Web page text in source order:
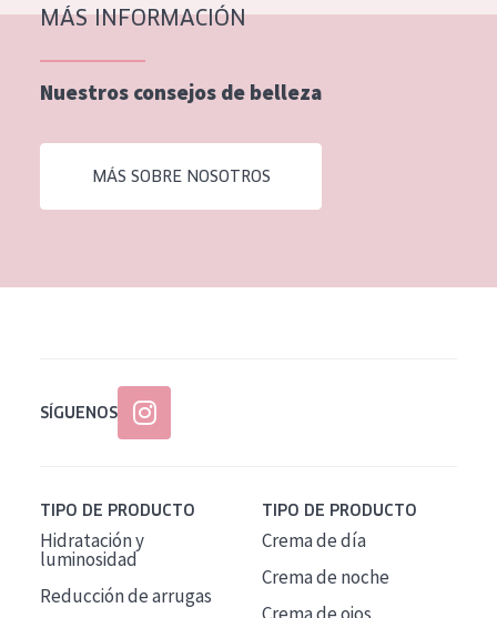
MÁS INFORMACIÓN
Nuestros consejos de belleza
MÁS SOBRE NOSOTROS
SÍGUENOS
TIPO DE PRODUCTO
Hidratación y
luminosidad
Reducción de arrugas
TIPO DE PRODUCTO
Crema de día
Crema de noche